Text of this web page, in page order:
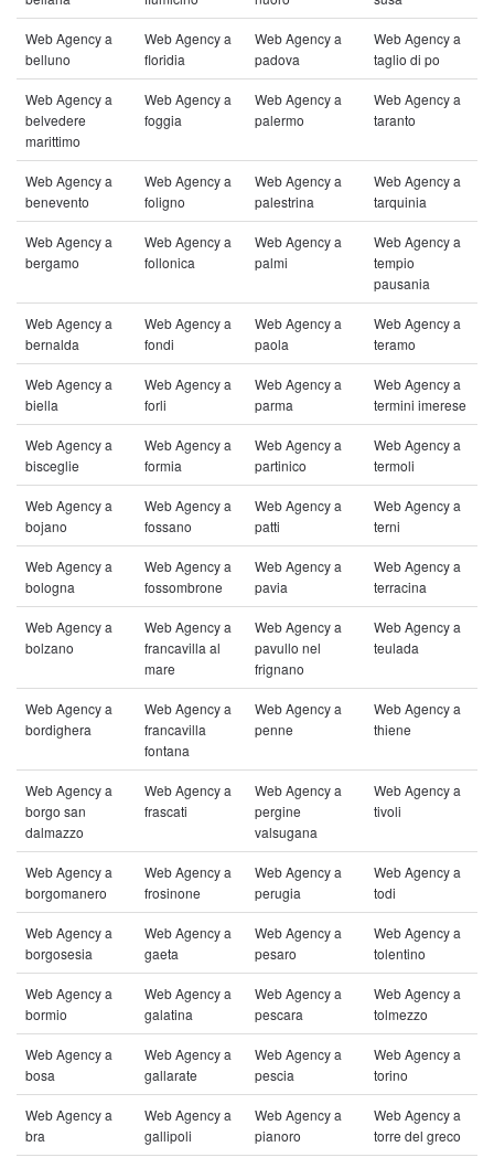
Web Agency a
belluno
Web Agency a
floridia
Web Agency a
padova
Web Agency a
taglio di po
Web Agency a
belvedere
marittimo
Web Agency a
foggia
Web Agency a
palermo
Web Agency a
taranto
Web Agency a
benevento
Web Agency a
foligno
Web Agency a
palestrina
Web Agency a
tarquinia
Web Agency a
bergamo
Web Agency a
follonica
Web Agency a
palmi
Web Agency a
tempio
pausania
Web Agency a
bernalda
Web Agency a
fondi
Web Agency a
paola
Web Agency a
teramo
Web Agency a
biella
Web Agency a
forli
Web Agency a
parma
Web Agency a
termini imerese
Web Agency a
bisceglie
Web Agency a
formia
Web Agency a
partinico
Web Agency a
termoli
Web Agency a
bojano
Web Agency a
fossano
Web Agency a
patti
Web Agency a
terni
Web Agency a
bologna
Web Agency a
fossombrone
Web Agency a
pavia
Web Agency a
terracina
Web Agency a
bolzano
Web Agency a
francavilla al
mare
Web Agency a
pavullo nel
frignano
Web Agency a
teulada
Web Agency a
bordighera
Web Agency a
francavilla
fontana
Web Agency a
penne
Web Agency a
thiene
Web Agency a
borgo san
dalmazzo
Web Agency a
frascati
Web Agency a
pergine
valsugana
Web Agency a
tivoli
Web Agency a
borgomanero
Web Agency a
frosinone
Web Agency a
perugia
Web Agency a
todi
Web Agency a
borgosesia
Web Agency a
gaeta
Web Agency a
pesaro
Web Agency a
tolentino
Web Agency a
bormio
Web Agency a
galatina
Web Agency a
pescara
Web Agency a
tolmezzo
Web Agency a
bosa
Web Agency a
gallarate
Web Agency a
pescia
Web Agency a
torino
Web Agency a
bra
Web Agency a
gallipoli
Web Agency a
pianoro
Web Agency a
torre del greco